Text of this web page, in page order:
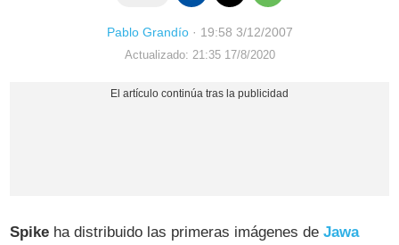
Pablo Grandío· 19:58 3/12/2007
Actualizado: 21:35 17/8/2020
Spike ha distribuido las primeras imágenes deJawa